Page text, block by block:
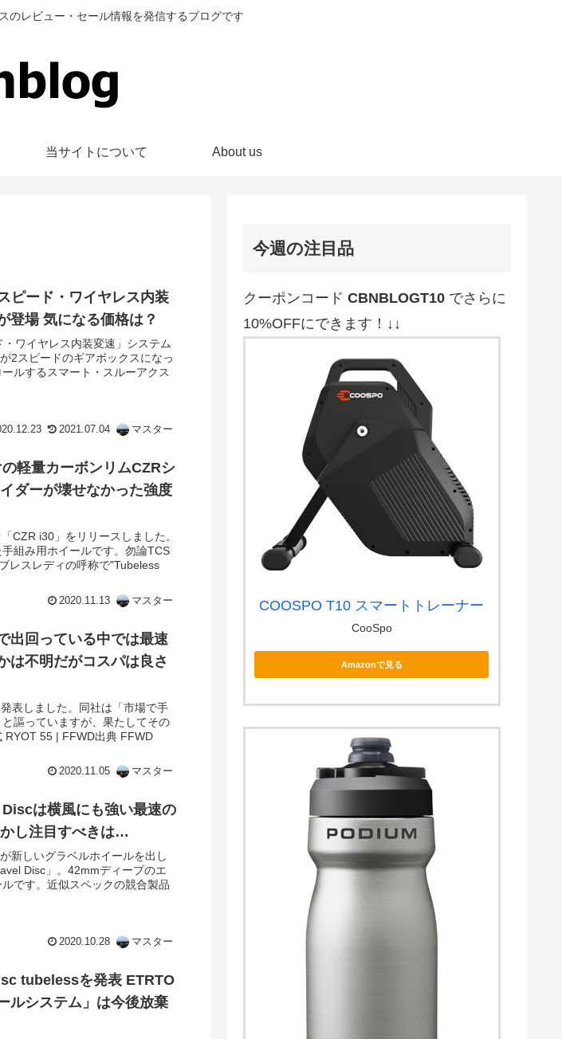
のレビュー・セール情報を発信するブログです
当サイトについて About us
ード・ワイヤレス内装
登場 気になる価格は？
ワイヤレス内装変速」システム
2スピードのギアボックスになっ
ルするスマート・スルーアクス
2021.07.04 マスター
軽量カーボンリムCZRシ
ダーが壊せなかった強度
CZR i30」をリリースしました。
組み用ホイールです。勿論TCS
レスレディの呼称で"Tubeless
2020.11.13 マスター
出回っている中では最速
不明だがコスパは良さ
表しました。同社は「市場で手
謳っていますが、果たしてその
RYOT 55 | FFWD出典 FFWD
2020.11.05 マスター
は横風にも強い最速の
し注目すべきは…
新しいグラベルホイールを出し
Disc」。42mmディープのエ
です。近似スペックの競合製品
2020.10.28 マスター
tubelessを発表 ETRTO
ルシステム」は今後放棄
今週の注目品
クーポンコード CBNBLOGT10 でさらに
10%OFFにできます！↓↓
COOSPO T10 スマートトレーナー
CooSpo
Amazonで見る